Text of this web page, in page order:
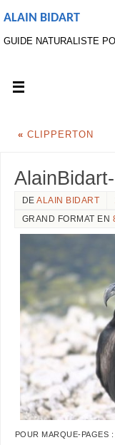
ALAIN BIDART
GUIDE NATURALISTE
« CLIPPERTON
DEALAIN BIDART
GRAND FORMAT EN
POUR MARQUE-PAGES :